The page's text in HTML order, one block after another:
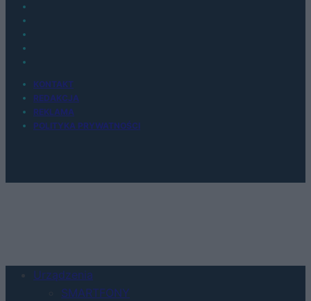
KONTAKT
REDAKCJA
REKLAMA
POLITYKA PRYWATNOŚCI
Urządzenia
SMARTFONY